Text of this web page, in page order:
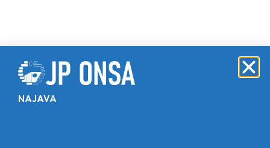
NAJAVA